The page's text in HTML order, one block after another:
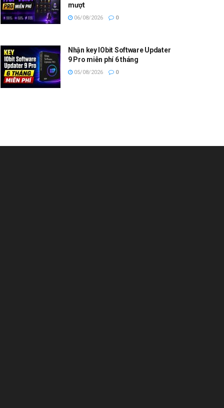
mượt
06/08/2026 0
Nhận key IObit Software Updater
9 Pro miễn phí 6 tháng
05/08/2026 0